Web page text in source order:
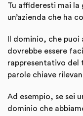
Tu affideresti mai la
un’azienda che ha
Il dominio, che
dovrebbe essere
rappresentativo del
parole chiave
Ad esempio, se sei
dominio che